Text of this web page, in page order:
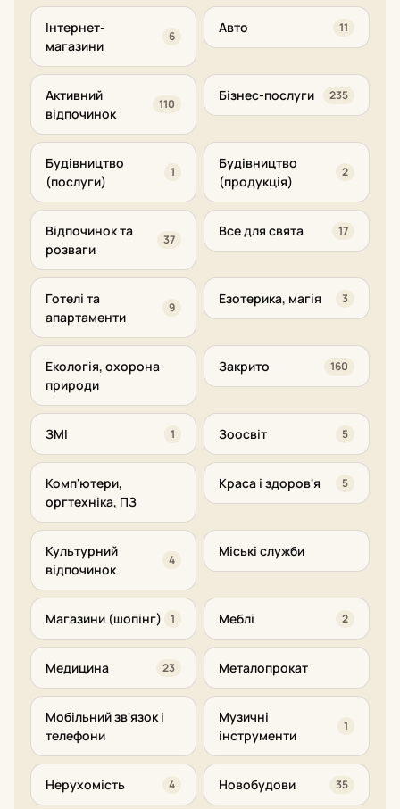
Інтернет-
магазини
6
Авто 11
Активний
відпочинок
110
Бізнес-послуги 235
Будівництво
(послуги)
1
Будівництво
(продукція)
2
Відпочинок та
розваги
37
Все для свята 17
Готелі та
апартаменти
9
Езотерика, магія 3
Екологія, охорона
природи
Закрито 160
ЗМІ 1 Зоосвіт 5
Комп'ютери,
оргтехніка, ПЗ
Краса і здоров'я 5
Культурний
відпочинок
4
Міські служби
Магазини (шопінг) 1 Меблі 2
Медицина 23 Металопрокат
Мобільний зв'язок і
телефони
Музичні
інструменти
1
Нерухомість 4 Новобудови 35